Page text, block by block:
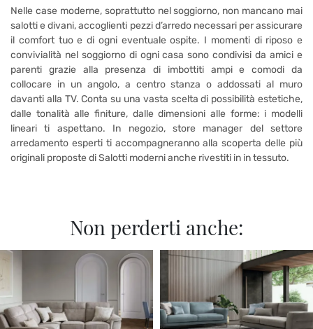
Nelle case moderne, soprattutto nel soggiorno, non mancano mai
salotti e divani, accoglienti pezzi d’arredo necessari per assicurare
il comfort tuo e di ogni eventuale ospite. I momenti di riposo e
convivialità nel soggiorno di ogni casa sono condivisi da amici e
parenti grazie alla presenza di imbottiti ampi e comodi da
collocare in un angolo, a centro stanza o addossati al muro
davanti alla TV. Conta su una vasta scelta di possibilità estetiche,
dalle tonalità alle finiture, dalle dimensioni alle forme: i modelli
lineari ti aspettano. In negozio, store manager del settore
arredamento esperti ti accompagneranno alla scoperta delle più
originali proposte di Salotti moderni anche rivestiti in in tessuto.
Non perderti anche: